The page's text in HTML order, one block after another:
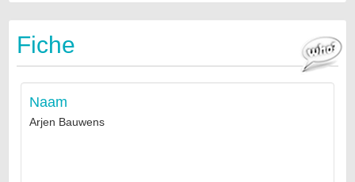
Fiche
Naam
Arjen Bauwens